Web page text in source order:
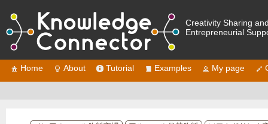
Creativity Sharing
Entrepreneurial
Home About Tutorial Examples My page